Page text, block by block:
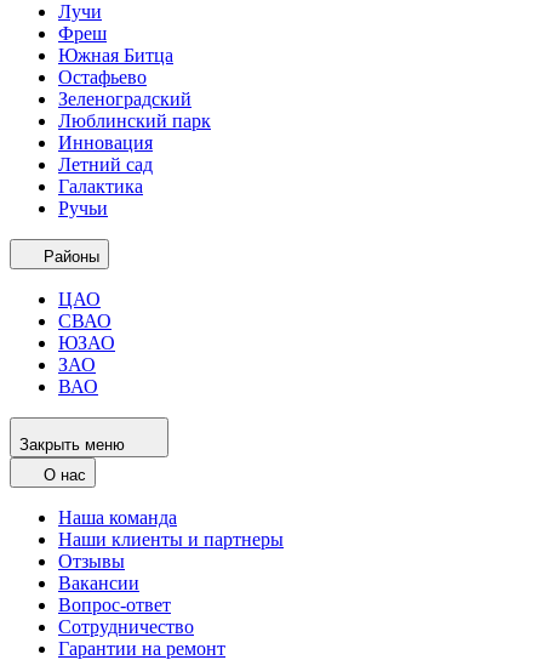
Лучи
Фреш
Южная Битца
Остафьево
Зеленоградский
Люблинский парк
Инновация
Летний сад
Галактика
Ручьи
Районы
ЦАО
СВАО
ЮЗАО
ЗАО
ВАО
Закрыть меню
О нас
Наша команда
Наши клиенты и партнеры
Отзывы
Вакансии
Вопрос-ответ
Сотрудничество
Гарантии на ремонт